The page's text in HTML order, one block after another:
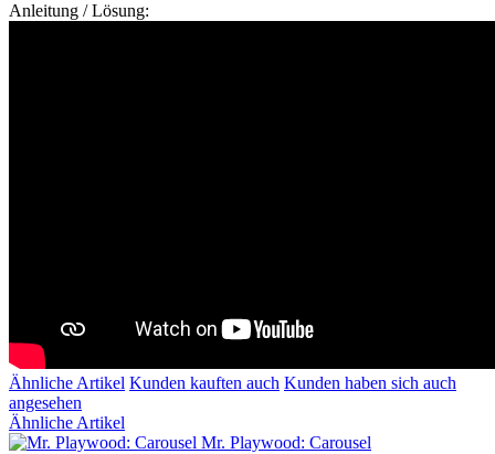
Anleitung / Lösung:
Ähnliche Artikel Kunden kauften auch Kunden haben sich auch
angesehen
Ähnliche Artikel
Mr. Playwood: Carousel